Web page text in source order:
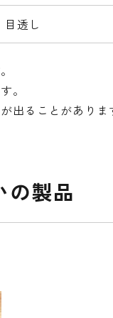
目透し
。
出ることがありま
の製品